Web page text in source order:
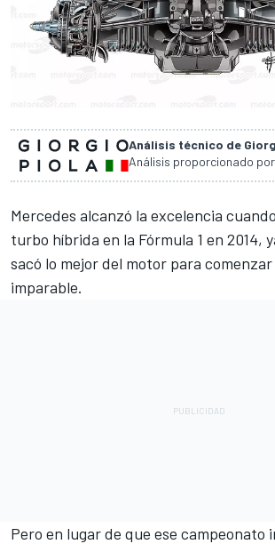
Análisis técnico de
Análisis proporcionado
Mercedes alcanzó la excelencia
turbo híbrida en la Fórmula 1 en 2014,
sacó lo mejor del motor para
imparable.
Pero en lugar de que ese campeonato